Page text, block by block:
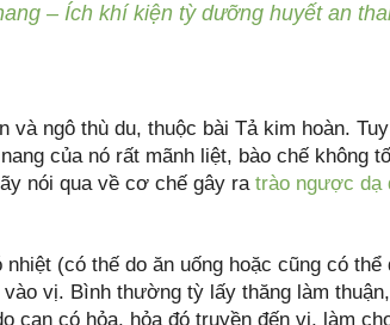
– Ích khí kiện tỳ dưỡng huyết an
và ngô thù du, thuộc bài Tả kim hoàn.
của nó rất mãnh liệt, bào chế không
nói qua về cơ chế gây ra trào ngược dạ
(có thế do ăn uống hoặc cũng có
vị. Bình thường tỳ lấy thăng làm
can có hỏa, hỏa đó truyền đến vị, làm